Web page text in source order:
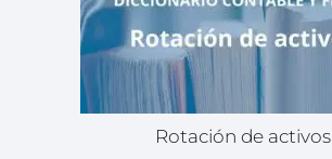
Rotación de activos